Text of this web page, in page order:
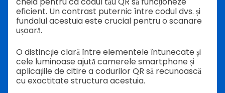
eficient. Un contrast puternic între codul dvs. și
fundalul acestuia este crucial pentru o scanare
ușoară.
O distincție clară între elementele întunecate și
cele luminoase ajută camerele smartphone și
aplicațiile de citire a codurilor QR să recunoască
cu exactitate structura acestuia.